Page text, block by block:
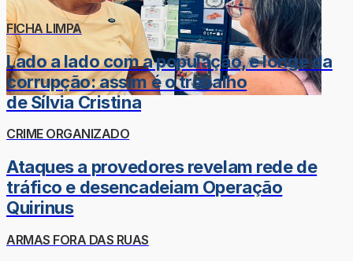
FICHA LIMPA
Lado a lado com a população, e longe da
corrupção: assim é o trabalho
de Sílvia Cristina
CRIME ORGANIZADO
Ataques a provedores revelam rede de
tráfico e desencadeiam Operação
Quirinus
ARMAS FORA DAS RUAS